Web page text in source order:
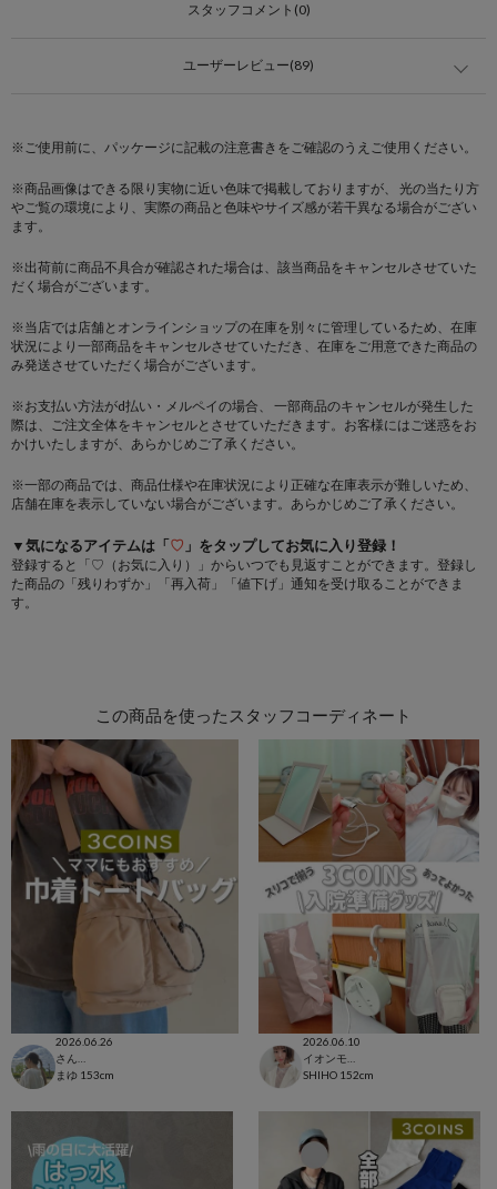
スタッフコメント(0)
ユーザーレビュー(89)
※ご使用前に、パッケージに記載の注意書きをご確認のうえご使用ください。
※商品画像はできる限り実物に近い色味で掲載しておりますが、 光の当たり方
やご覧の環境により、実際の商品と色味やサイズ感が若干異なる場合がござい
ます。
※出荷前に商品不具合が確認された場合は、該当商品をキャンセルさせていた
だく場合がございます。
※当店では店舗とオンラインショップの在庫を別々に管理しているため、在庫
状況により一部商品をキャンセルさせていただき、在庫をご用意できた商品の
み発送させていただく場合がございます。
※お支払い方法がd払い・メルペイの場合、 一部商品のキャンセルが発生した
際は、ご注文全体をキャンセルとさせていただきます。お客様にはご迷惑をお
かけいたしますが、あらかじめご了承ください。
※一部の商品では、商品仕様や在庫状況により正確な在庫表示が難しいため、
店舗在庫を表示していない場合がございます。あらかじめご了承ください。
▼気になるアイテムは「♡ 」をタップしてお気に入り登録！
登録すると「♡（お気に入り）」からいつでも見返すことができます。登録し
た商品の「残りわずか」「再入荷」「値下げ」通知を受け取ることができま
す。
この商品を使ったスタッフコーディネート
2026.06.26
まゆ 153cm
2026.06.10
SHIHO 152cm